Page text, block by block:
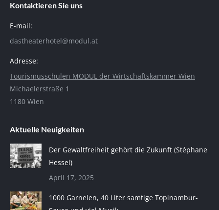
Kontaktieren Sie uns
E-mail:
dastheaterhotel@modul.at
Adresse:
Tourismusschulen MODUL der Wirtschaftskammer Wien
Michaelerstraße 1
1180 Wien
Aktuelle Neuigkeiten
Der Gewaltfreiheit gehört die Zukunft (Stéphane
Hessel)
April 17, 2025
1000 Garnelen, 40 Liter samtige Topinambur-